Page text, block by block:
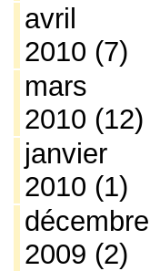
avril
2010 (7)
mars
2010 (12)
janvier
2010 (1)
décembre
2009 (2)